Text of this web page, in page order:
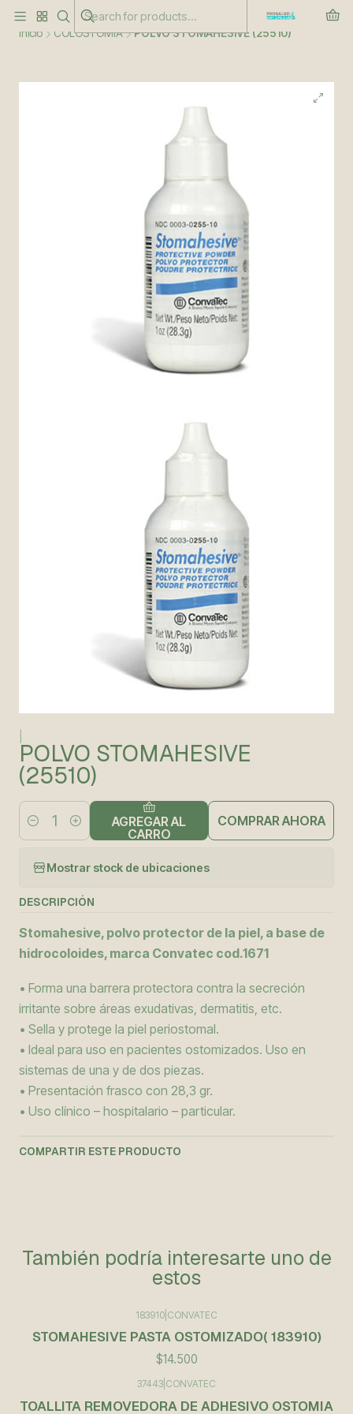
Inicio COLOSTOMIA POLVO STOMAHESIVE (25510)
POLVO STOMAHESIVE
(25510)
Cantidad
AGREGAR AL
CARRO
COMPRAR AHORA
Mostrar stock de ubicaciones
DESCRIPCIÓN
Stomahesive, polvo protector de la piel, a base de
hidrocoloides, marca Convatec cod.1671
• Forma una barrera protectora contra la secreción
irritante sobre áreas exudativas, dermatitis, etc.
• Sella y protege la piel periostomal.
• Ideal para uso en pacientes ostomizados. Uso en
sistemas de una y de dos piezas.
• Presentación frasco con 28,3 gr.
• Uso clínico – hospitalario – particular.
COMPARTIR ESTE PRODUCTO
También podría interesarte uno de
estos
183910 CONVATEC
STOMAHESIVE PASTA OSTOMIZADO( 183910)
$14.500
37443 CONVATEC
TOALLITA REMOVEDORA DE ADHESIVO OSTOMIA